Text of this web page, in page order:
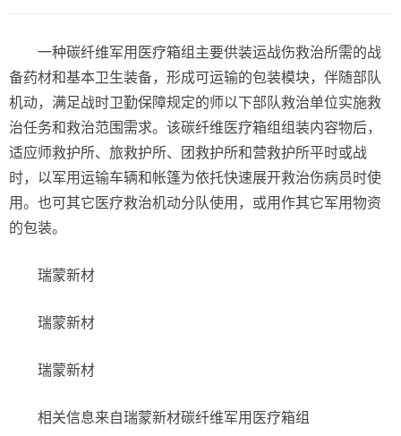
一种碳纤维军用医疗箱组主要供装运战伤救治所需的战
备药材和基本卫生装备，形成可运输的包装模块，伴随部队
机动，满足战时卫勤保障规定的师以下部队救治单位实施救
治任务和救治范围需求。该碳纤维医疗箱组组装内容物后，
适应师救护所、旅救护所、团救护所和营救护所平时或战
时，以军用运输车辆和帐篷为依托快速展开救治伤病员时使
用。也可其它医疗救治机动分队使用，或用作其它军用物资
的包装。
瑞蒙新材
瑞蒙新材
瑞蒙新材
相关信息来自瑞蒙新材碳纤维军用医疗箱组